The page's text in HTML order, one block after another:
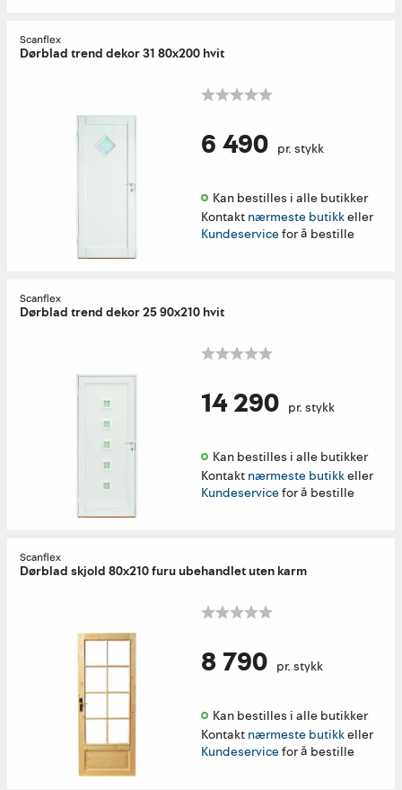
Scanflex
Dørblad trend dekor 31 80x200 hvit
6 490 pr. stykk
Kan bestilles i alle butikker
Kontakt nærmeste butikkeller
Kundeservicefor å bestille
Scanflex
Dørblad trend dekor 25 90x210 hvit
14 290 pr. stykk
Kan bestilles i alle butikker
Kontakt nærmeste butikkeller
Kundeservicefor å bestille
Scanflex
Dørblad skjold 80x210 furu ubehandlet uten karm
8 790 pr. stykk
Kan bestilles i alle butikker
Kontakt nærmeste butikkeller
Kundeservicefor å bestille